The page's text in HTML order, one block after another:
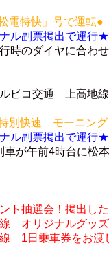
電特快」号で運転●
ル副票掲出で運行★
のダイヤに合わせ
ピコ交通 上高地
別快速 モーニン
ル副票掲出で運行★
車が午前4時台に松
ト抽選会！掲出し
オリジナルグッズ
1日乗車券をお渡